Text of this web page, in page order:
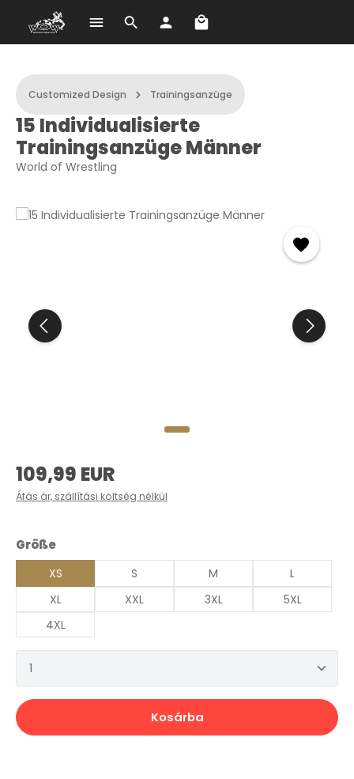
Ugrás a fő tartalomra A bevásárlókosár 0
Customized Design Trainingsanzüge
15 Individualisierte
Trainingsanzüge Männer
World of Wrestling
Normál ár:
109,99 EUR
Áfás ár, szállítási költség nélkül
Válasszon
Größe
XS S M
L
XL
XXL 3XL
5XL
4XL
Termékmennyiség: Adja meg a kívánt
Kosárba